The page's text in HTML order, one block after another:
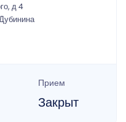
д 4
Прием
Закрыт